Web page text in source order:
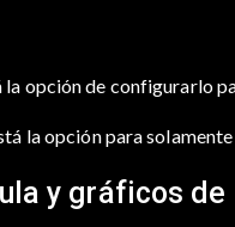
la opción de configurarlo
la opción para
y gráficos